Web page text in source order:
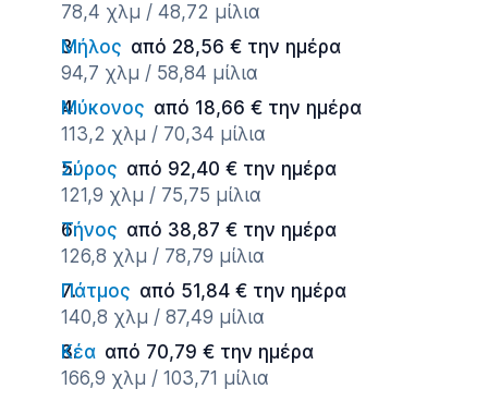
78,4 χλμ / 48,72 μίλια
Μήλος από 28,56 € την ημέρα
94,7 χλμ / 58,84 μίλια
Μύκονος από 18,66 € την ημέρα
113,2 χλμ / 70,34 μίλια
Σύρος από 92,40 € την ημέρα
121,9 χλμ / 75,75 μίλια
Τήνος από 38,87 € την ημέρα
126,8 χλμ / 78,79 μίλια
Πάτμος από 51,84 € την ημέρα
140,8 χλμ / 87,49 μίλια
Κέα από 70,79 € την ημέρα
166,9 χλμ / 103,71 μίλια